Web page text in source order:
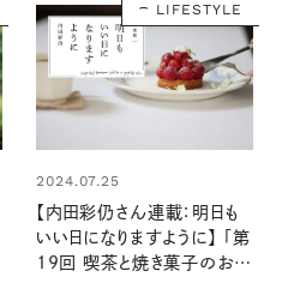
LIFESTYLE
2024.07.25
【内田彩仍さん連載：明日も
いい日になりますように】 「第
19回 喫茶と焼き菓子のお店